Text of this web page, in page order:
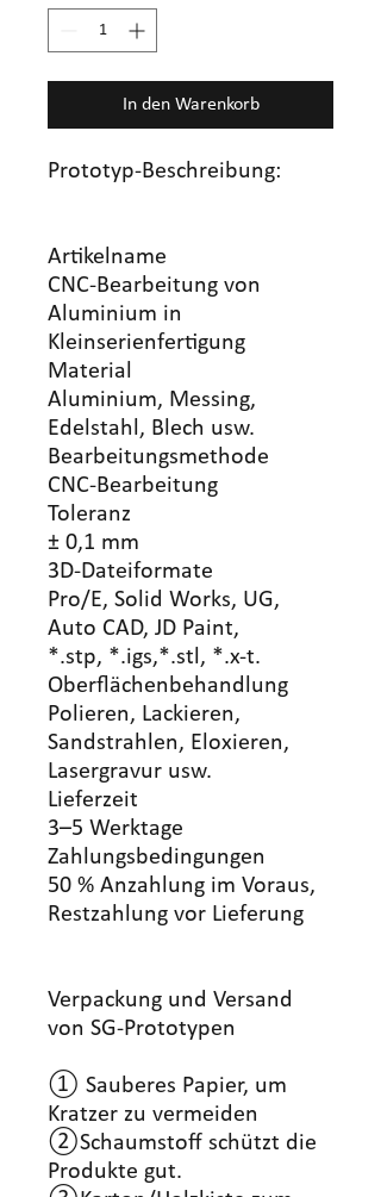
In den Warenkorb
Prototyp-Beschreibung:
Artikelname
CNC-Bearbeitung von
Aluminium in
Kleinserienfertigung
Material
Aluminium, Messing,
Edelstahl, Blech usw.
Bearbeitungsmethode
CNC-Bearbeitung
Toleranz
± 0,1 mm
3D-Dateiformate
Pro/E, Solid Works, UG,
Auto CAD, JD Paint,
*.stp, *.igs,*.stl, *.x-t.
Oberflächenbehandlung
Polieren, Lackieren,
Sandstrahlen, Eloxieren,
Lasergravur usw.
Lieferzeit
3–5 Werktage
Zahlungsbedingungen
50 % Anzahlung im Voraus,
Restzahlung vor Lieferung
Verpackung und Versand
von SG-Prototypen
① Sauberes Papier, um
Kratzer zu vermeiden
②Schaumstoff schützt die
Produkte gut.